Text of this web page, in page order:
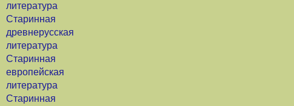
литература
Старинная
древнерусская
литература
Старинная
европейская
литература
Старинная